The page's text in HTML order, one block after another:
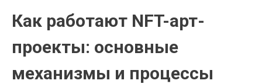
Как работают NFT-арт-
проекты: основные
механизмы и процессы